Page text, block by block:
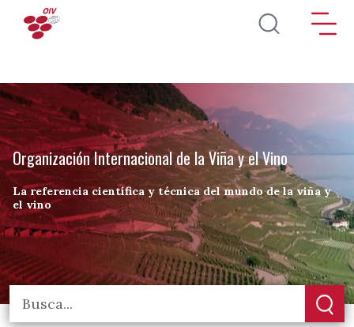
Pasar al contenido principal
Organización Internacional de la Viña y el Vino
La referencia científica y técnica del mundo de la viña y
el vino